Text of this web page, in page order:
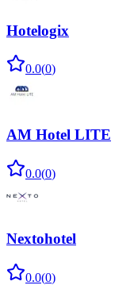
Hotelogix
0.0(0)
AM Hotel LITE
0.0(0)
Nextohotel
0.0(0)